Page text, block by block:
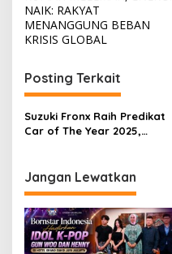
a
v
g
a
s
p
o
s
NAIK: RAKYAT
MENANGGUNG BEBAN
KRISIS GLOBAL
Posting Terkait
Suzuki Fronx Raih Predikat
Car of The Year 2025,
Air
Jangan Lewatkan